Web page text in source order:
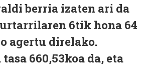
berria izaten ari da
6tik hona 64
agertu direlako.
660,53koa da, eta